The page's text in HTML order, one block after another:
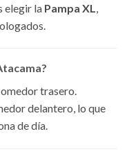
elegir la Pampa XL
trasero.
delantero, lo que
de día.